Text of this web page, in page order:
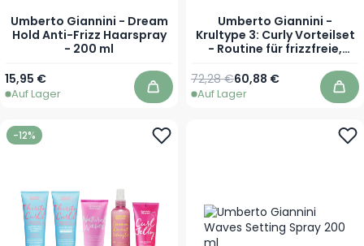
Umberto Giannini - Dream
Hold Anti-Frizz Haarspray
- 200 ml
15,95 €
Auf Lager In den Warenkorb
Umberto Giannini -
Krultype 3: Curly Vorteilset
- Routine für frizzfreie,
Locken
60,88 €
72,28 €
Auf Lager In
-12%